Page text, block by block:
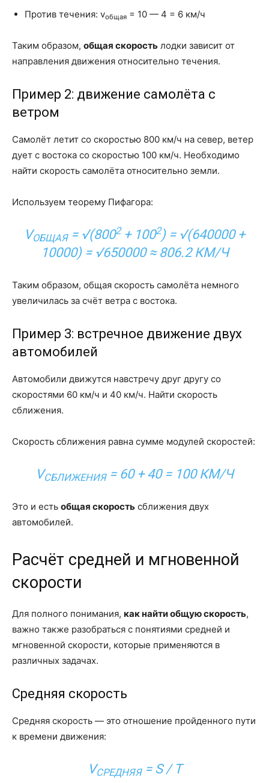
Против течения: vобщая = 10 — 4 = 6 км/ч
Таким образом, общая скорость лодки зависит от
направления движения относительно течения.
Пример 2: движение самолёта с
ветром
Самолёт летит со скоростью 800 км/ч на север, ветер
дует с востока со скоростью 100 км/ч. Необходимо
найти скорость самолёта относительно земли.
Используем теорему Пифагора:
VОБЩАЯ= √(8002+ 1002) = √(640000 +
10000) = √650000 ≈ 806.2 КМ/Ч
Таким образом, общая скорость самолёта немного
увеличилась за счёт ветра с востока.
Пример 3: встречное движение двух
автомобилей
Автомобили движутся навстречу друг другу со
скоростями 60 км/ч и 40 км/ч. Найти скорость
сближения.
Скорость сближения равна сумме модулей скоростей:
VСБЛИЖЕНИЯ= 60 + 40 = 100 КМ/Ч
Это и есть общая скорость сближения двух
автомобилей.
Расчёт средней и мгновенной
скорости
Для полного понимания, как найти общую скорость,
важно также разобраться с понятиями средней и
мгновенной скорости, которые применяются в
различных задачах.
Средняя скорость
Средняя скорость — это отношение пройденного пути
к времени движения:
VСРЕДНЯЯ= S / T